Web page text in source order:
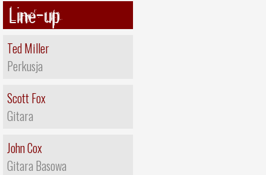
Line-up
Ted Miller
Perkusja
Scott Fox
Gitara
John Cox
Gitara Basowa